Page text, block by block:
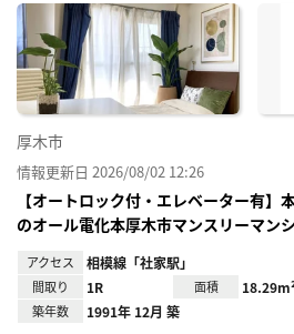
厚木市
情報更新日 2026/08/02 12:26
【オートロック付・エレベーター有
のオール電化本厚木市マンスリーマン
アクセス 相模線「社家駅」
間取り 1R 面積
築年数 1991年 12月 築